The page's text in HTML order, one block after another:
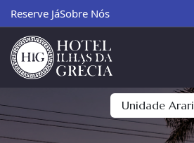
Reserve JáSobre Nós
Unidade Arari